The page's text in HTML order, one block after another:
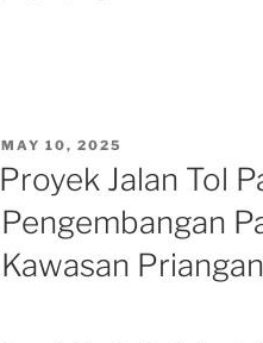
POSTED
MAY 10, 2025
Proyek Jalan Tol
Pengembangan
Kawasan